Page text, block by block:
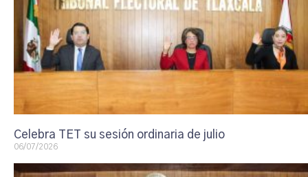
Celebra TET su sesión ordinaria de julio
06/07/2026